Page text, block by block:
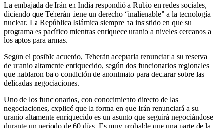
La embajada de Irán en India respondió a Rubio en redes sociales,
diciendo que Teherán tiene un derecho “inalienable” a la tecnología
nuclear. La República Islámica siempre ha insistido en que su
programa es pacífico mientras enriquece uranio a niveles cercanos a
los aptos para armas.
Según el posible acuerdo, Teherán aceptaría renunciar a su reserva
de uranio altamente enriquecido, según dos funcionarios regionales
que hablaron bajo condición de anonimato para declarar sobre las
delicadas negociaciones.
Uno de los funcionarios, con conocimiento directo de las
negociaciones, explicó que la forma en que Irán renunciará a su
uranio altamente enriquecido es un asunto que seguirá negociándose
durante un periodo de 60 días. Es muy probable que una parte de la